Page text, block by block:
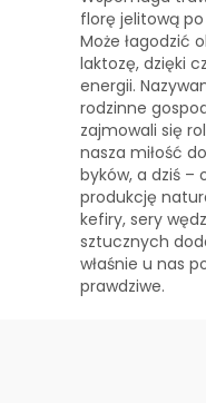
florę jelitową
Może łagodzić
laktozę, dzięki
energii.
rodzinne
zajmowali się
nasza miłość
byków, a dziś
produkcję
kefiry, sery
sztucznych
właśnie u nas
prawdziwe.